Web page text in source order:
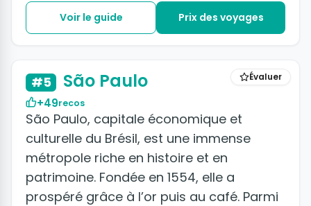
Voir le guide Prix des voyages
Évaluer
#5 São Paulo
+49recos
São Paulo, capitale économique et
culturelle du Brésil, est une immense
métropole riche en histoire et en
patrimoine. Fondée en 1554, elle a
prospéré grâce à l’or puis au café. Parmi